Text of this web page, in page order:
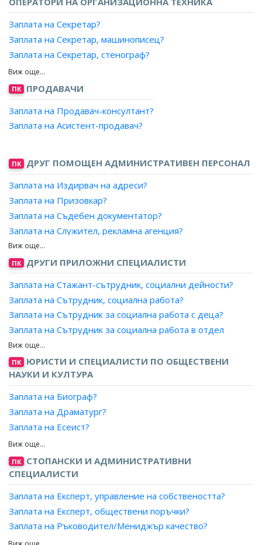
Заплата на Администратор, корпоративен център,
банка/финансова/платежна институция?
Заплата на Банков служител/ Служител, финансова/
платежна институция?
Заплата на Пазител ценности, БНБ?
Заплата на Старши банков служител, връзка с клиенти?
Заплата на Старши банков служител, обслужване на
клиенти?
Заплата на Старши банков служител, касов център?
касов център, финансова/платежна институция?
Заплата на Банков служител, обслужване на клиенти/
Служител, обслужване на клиенти във финансова/
платежна институция?
Заплата на Дистрибутор?
Заплата на Секретар?
Заплата на Секретар, машинописец?
Заплата на Секретар, стенограф?
Заплата на Секретар, стенография и машинопис?
Заплата на Секретар, стилист?
Заплата на Технически секретар?
Заплата на Артистичен секретар?
ПК ПРОДАВАЧИ
Заплата на Продавач-консултант?
Заплата на Асистент-продавач?
ПК
ДРУГ ПОМОЩЕН АДМИНИСТРАТИВЕН ПЕРСОНАЛ
Заплата на Издирвач на адреси?
Заплата на Призовкар?
Заплата на Съдебен документатор?
Заплата на Служител, рекламна агенция?
Заплата на Служител, публикации?
Заплата на Завеждащ регистратура за класифицирана
информация?
Заплата на Отговорник, спомагателни дейности?
Заплата на Завеждащ, секретна картотека?
Заплата на Изпълнител?
Заплата на Координатор, дейности?
Заплата на Отчетник?
Заплата на Инспектор, салон?
ПК ДРУГИ ПРИЛОЖНИ СПЕЦИАЛИСТИ
Заплата на Стажант-сътрудник, социални дейности?
Заплата на Сътрудник, социална работа?
Заплата на Сътрудник за социална работа с деца?
Заплата на Сътрудник за социална работа в отдел
"Социална закрила"?
Заплата на Сътрудник за социална работа със
семейство?
Заплата на Сътрудник, социални дейности?
Заплата на Сътрудник, социални дейности (лица с
аморално поведение)?
Заплата на Сътрудник, социални дейности за работа с
лица с увреждания?
Заплата на Сътрудник, социални дейности в социална
услуга?
Заплата на Сътрудник, социални дейности (лица,
извършили престъпления)?
Заплата на Сътрудник, социални дейности (община)?
Заплата на Сътрудник, социални дейности (в социално
предприятие)?
ПК
ЮРИСТИ И СПЕЦИАЛИСТИ ПО ОБЩЕСТВЕНИ
НАУКИ И КУЛТУРА
Заплата на Биограф?
Заплата на Драматург?
Заплата на Есеист?
Заплата на Литературен сътрудник?
Заплата на Рецензент?
Заплата на Сценарист?
Заплата на Редактор, книги?
Заплата на Консултант, драматургичен?
Заплата на Критик?
Заплата на Писател/поет?
ПК СТОПАНСКИ И АДМИНИСТРАТИВНИ
СПЕЦИАЛИСТИ
Заплата на Експерт, управление на собствеността?
Заплата на Експерт, обществени поръчки?
Заплата на Ръководител/Мениджър качество?
Заплата на Експерт лизинг?